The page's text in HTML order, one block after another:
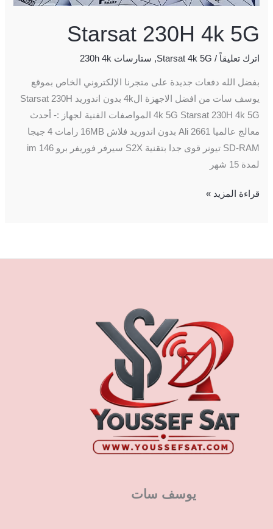
Starsat 230H 4k 5G
اترك تعليقاً /
Starsat 4k 5G
, ستارسات 230h 4k
بفضل الله دفعات جديدة على متجرنا الإلكتروني الخاص بموقع
يوسف سات من افضل الاجهزة ال4k بدون اندوريد Starsat 230H
4k 5G Starsat 230H 4k 5G المواصفات الفنية لجهاز :- أحدث
معالج عالميا Ali 2661 بدون اندوريد فلاش 16MB رامات 4 جيجا
SD-RAM تيونر قوى جدا بتقنية S2X سيرفر فوريفر برو 146 im
لمدة 15 شهر
قراءة المزيد »
يوسف سات